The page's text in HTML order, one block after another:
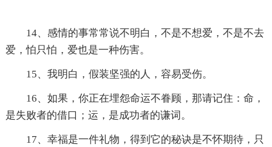
14、感情的事常常说不明白，不是不想爱，不是不去
爱，怕只怕，爱也是一种伤害。
15、我明白，假装坚强的人，容易受伤。
16、如果，你正在埋怨命运不眷顾，那请记住：命，
是失败者的借口；运，是成功者的谦词。
17、幸福是一件礼物，得到它的秘诀是不怀期待，只